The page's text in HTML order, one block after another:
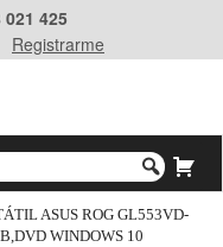
425
Registrarme
ASUS ROG GL553VD-
WINDOWS 10